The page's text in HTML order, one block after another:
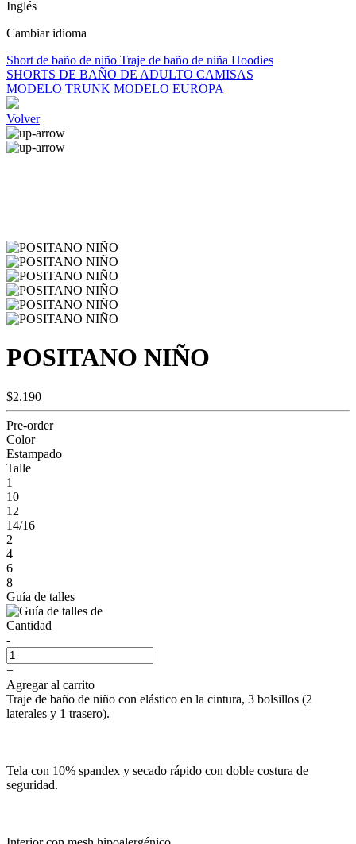
Inglés
Cambiar idioma
Short de baño de niño Traje de baño de niña Hoodies
SHORTS DE BAÑO DE ADULTO CAMISAS
MODELO TRUNK MODELO EUROPA
Volver
POSITANO NIÑO
$2.190
Pre-order
Color
Estampado
Talle
1
10
12
14/16
2
4
6
8
Guía de talles
Cantidad
-
+
Agregar al carrito
Traje de baño de niño con elástico en la cintura, 3 bolsillos (2
laterales y 1 trasero).
Tela con 10% spandex y secado rápido con doble costura de
seguridad.